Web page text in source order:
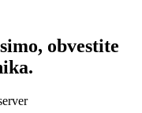
obvestite